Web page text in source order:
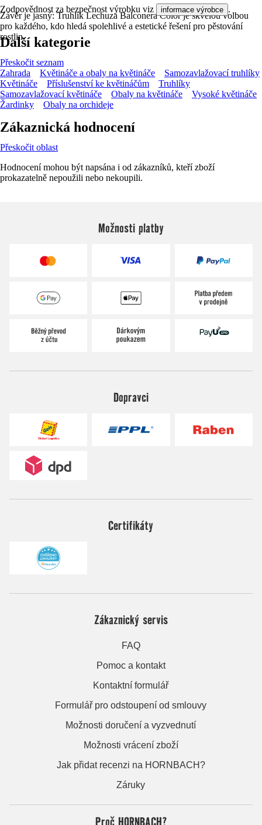
Závěr je jasný: Truhlík Lechuza Balconera Color je skvělou volbou
pro každého, kdo hledá spolehlivé a estetické řešení pro pěstování
rostlin.
Zodpovědnost za bezpečnost výrobku viz informace výrobce .
Další kategorie
Přeskočit seznam
Zahrada
Květináče a obaly na květináče
Samozavlažovací truhlíky
Květináče
Příslušenství ke květináčům
Truhlíky
Samozavlažovací květináče
Obaly na květináče
Vysoké květináče
Žardinky
Obaly na orchideje
Zákaznická hodnocení
Přeskočit oblast
Hodnocení mohou být napsána i od zákazníků, kteří zboží
prokazatelně nepoužili nebo nekoupili.
Možnosti platby
Dopravci
Certifikáty
Zákaznický servis
FAQ
Pomoc a kontakt
Kontaktní formulář
Formulář pro odstoupení od smlouvy
Možnosti doručení a vyzvednutí
Možnosti vrácení zboží
Jak přidat recenzi na HORNBACH?
Záruky
Proč HORNBACH?